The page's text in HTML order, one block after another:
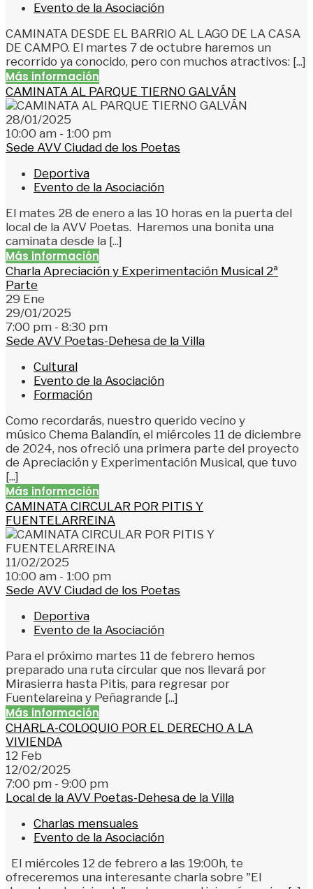
Evento de la Asociación
CAMINATA DESDE EL BARRIO AL LAGO DE LA CASA
DE CAMPO. El martes 7 de octubre haremos un
recorrido ya conocido, pero con muchos atractivos: [...]
Más información
CAMINATA AL PARQUE TIERNO GALVÁN
28/01/2025
10:00 am - 1:00 pm
Sede AVV Ciudad de los Poetas
Deportiva
Evento de la Asociación
El mates 28 de enero a las 10 horas en la puerta del
local de la AVV Poetas. Haremos una bonita una
caminata desde la [...]
Más información
Charla Apreciación y Experimentación Musical 2ª
Parte
29 Ene
29/01/2025
7:00 pm - 8:30 pm
Sede AVV Poetas-Dehesa de la Villa
Cultural
Evento de la Asociación
Formación
Como recordarás, nuestro querido vecino y
músico Chema Balandín, el miércoles 11 de diciembre
de 2024, nos ofreció una primera parte del proyecto
de Apreciación y Experimentación Musical, que tuvo
[...]
Más información
CAMINATA CIRCULAR POR PITIS Y
FUENTELARREINA
11/02/2025
10:00 am - 1:00 pm
Sede AVV Ciudad de los Poetas
Deportiva
Evento de la Asociación
Para el próximo martes 11 de febrero hemos
preparado una ruta circular que nos llevará por
Mirasierra hasta Pitis, para regresar por
Fuentelareina y Peñagrande [...]
Más información
CHARLA-COLOQUIO POR EL DERECHO A LA
VIVIENDA
12 Feb
12/02/2025
7:00 pm - 9:00 pm
Local de la AVV Poetas-Dehesa de la Villa
Charlas mensuales
Evento de la Asociación
El miércoles 12 de febrero a las 19:00h, te
ofreceremos una interesante charla sobre "El